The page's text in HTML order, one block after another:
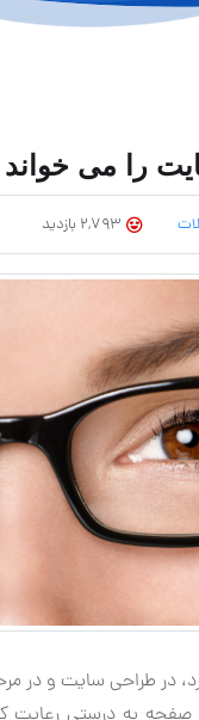
را می خواند
در طراحی سایت و در